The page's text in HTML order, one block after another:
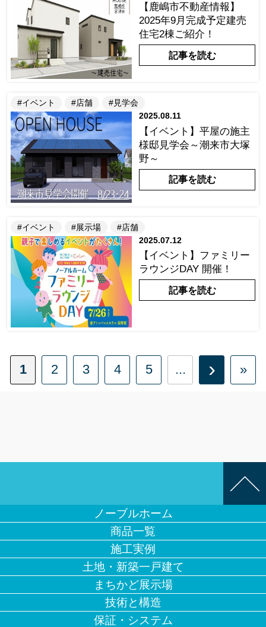
【鹿嶋市不動産情報】
2025年9月完成予定建売
住宅2棟ご紹介！
記事を読む
#イベント #店舗
#見学会
2025.08.11
【イベント】平屋の施主
様邸見学会～潮来市大塚
野～
記事を読む
#イベント #展示場
#店舗
2025.07.12
【イベント】ファミリー
ラウンジDAY 開催！
記事を読む
1 2 3 4 5 ... › »
ノーブルホーム
商品一覧
施工実例
土地・新築一戸建て
まちかど展示場
技術と構造
保証・システム